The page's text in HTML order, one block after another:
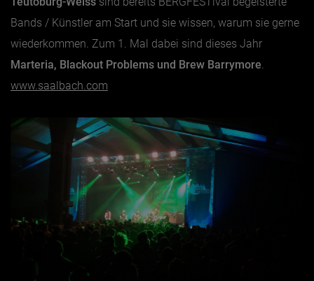
Bands / Künstler am Start und sie wissen, warum sie gerne
wiederkommen. Zum 1. Mal dabei sind dieses Jahr
Marteria, Blackout Problems und Brew Barrymore.
www.saalbach.com